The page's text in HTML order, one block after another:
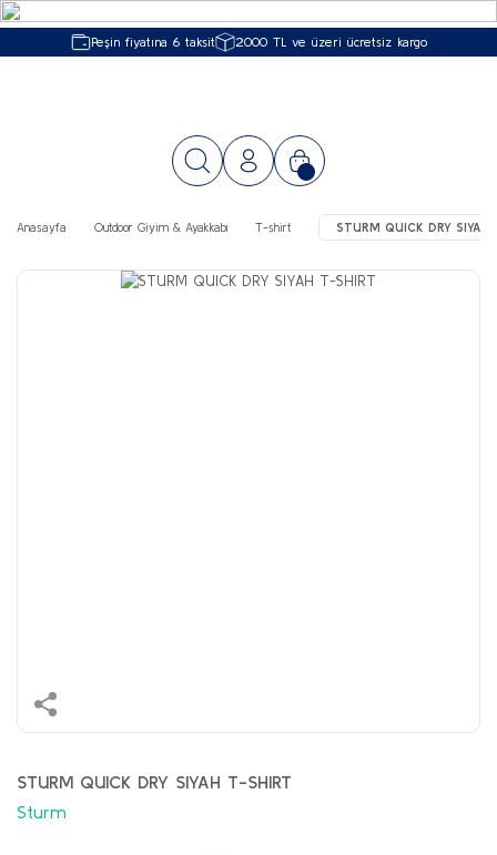
Peşin fiyatına 6 taksit 2000 TL ve üzeri ücretsiz kargo
Anasayfa Outdoor Giyim & Ayakkabı T-shirt STURM QUICK DRY SIYAH
STURM QUICK DRY SIYAH T-SHIRT
Sturm